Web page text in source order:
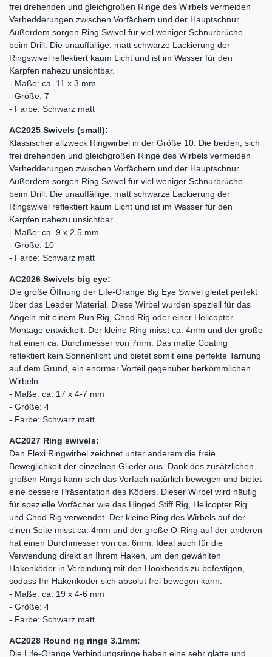
frei drehenden und gleichgroßen Ringe des Wirbels vermeiden
Verhedderungen zwischen Vorfächern und der Hauptschnur.
Außerdem sorgen Ring Swivel für viel weniger Schnurbrüche
beim Drill. Die unauffällige, matt schwarze Lackierung der
Ringswivel reflektiert kaum Licht und ist im Wasser für den
Karpfen nahezu unsichtbar.
- Maße: ca. 11 x 3 mm
- Größe: 7
- Farbe: Schwarz matt
AC2025 Swivels (small):
Klassischer allzweck Ringwirbel in der Größe 10. Die beiden, sich
frei drehenden und gleichgroßen Ringe des Wirbels vermeiden
Verhedderungen zwischen Vorfächern und der Hauptschnur.
Außerdem sorgen Ring Swivel für viel weniger Schnurbrüche
beim Drill. Die unauffällige, matt schwarze Lackierung der
Ringswivel reflektiert kaum Licht und ist im Wasser für den
Karpfen nahezu unsichtbar.
- Maße: ca. 9 x 2,5 mm
- Größe: 10
- Farbe: Schwarz matt
AC2026 Swivels big eye:
Die große Öffnung der Life-Orange Big Eye Swivel gleitet perfekt
über das Leader Material. Diese Wirbel wurden speziell für das
Angeln mit einem Run Rig, Chod Rig oder einer Helicopter
Montage entwickelt. Der kleine Ring misst ca. 4mm und der große
hat einen ca. Durchmesser von 7mm. Das matte Coating
reflektiert kein Sonnenlicht und bietet somit eine perfekte Tarnung
auf dem Grund, ein enormer Vorteil gegenüber herkömmlichen
Wirbeln.
- Maße: ca. 17 x 4-7 mm
- Größe: 4
- Farbe: Schwarz matt
AC2027 Ring swivels:
Den Flexi Ringwirbel zeichnet unter anderem die freie
Beweglichkeit der einzelnen Glieder aus. Dank des zusätzlichen
großen Rings kann sich das Vorfach natürlich bewegen und bietet
eine bessere Präsentation des Köders. Dieser Wirbel wird häufig
für spezielle Vorfächer wie das Hinged Stiff Rig, Helicopter Rig
und Chod Rig verwendet. Der kleine Ring des Wirbels auf der
einen Seite misst ca. 4mm und der große O-Ring auf der anderen
hat einen Durchmesser von ca. 6mm. Ideal auch für die
Verwendung direkt an Ihrem Haken, um den gewählten
Hakenköder in Verbindung mit den Hookbeads zu befestigen,
sodass Ihr Hakenköder sich absolut frei bewegen kann.
- Maße: ca. 19 x 4-6 mm
- Größe: 4
- Farbe: Schwarz matt
AC2028 Round rig rings 3.1mm:
Die Life-Orange Verbindungsringe haben eine sehr glatte und